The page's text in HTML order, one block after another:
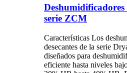
Deshumidificadores
serie ZCM
Características Los
desecantes de la serie
diseñados para
eficiente hasta niveles